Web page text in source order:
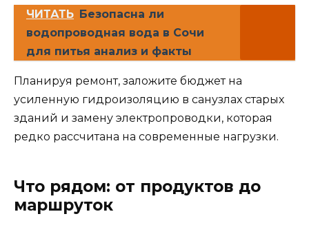
ЧИТАТЬ Безопасна ли
водопроводная вода в Сочи
для питья анализ и факты
Планируя ремонт, заложите бюджет на
усиленную гидроизоляцию в санузлах старых
зданий и замену электропроводки, которая
редко рассчитана на современные нагрузки.
Что рядом: от продуктов до
маршруток